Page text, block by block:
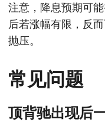
注意，降息预期可
后若涨幅有限，反
抛压。
常见问题
顶背驰出现后